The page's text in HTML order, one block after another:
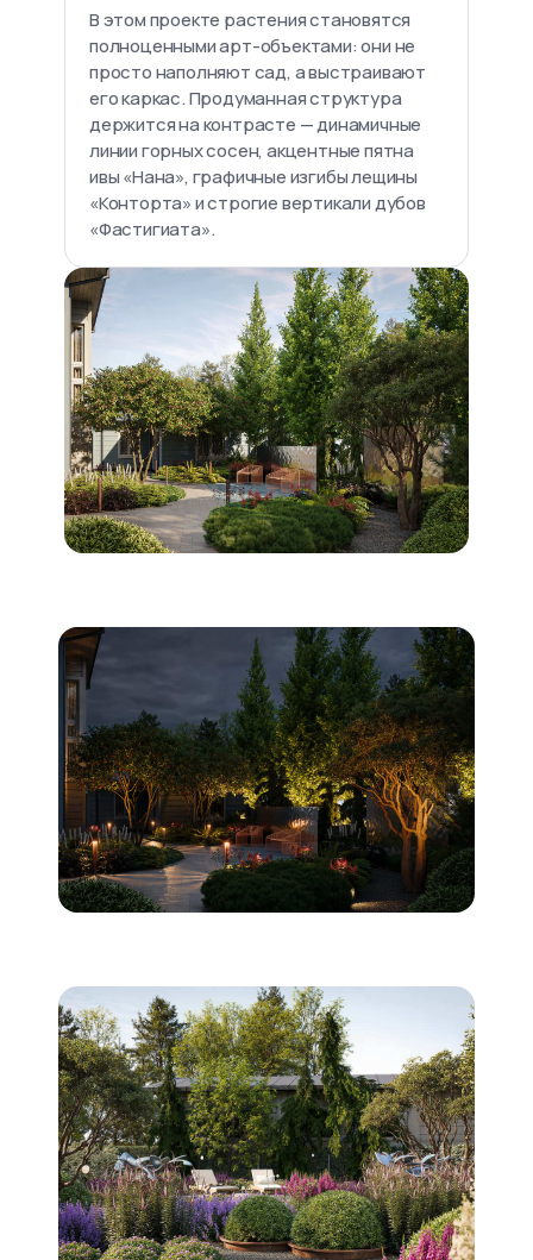
В этом проекте растения становятся
полноценными арт-объектами: они не
просто наполняют сад, а выстраивают
его каркас. Продуманная структура
держится на контрасте — динамичные
линии горных сосен, акцентные пятна
ивы «Нана», графичные изгибы лещины
«Конторта» и строгие вертикали дубов
«Фастигиата».